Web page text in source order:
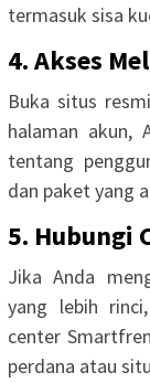
termasuk sisa
4. Akses
Buka situs
halaman akun,
tentang
dan paket yang
5. Hubungi
Jika Anda
yang lebih
center
perdana atau